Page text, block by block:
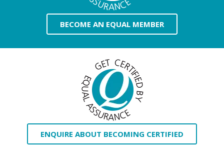
BECOME AN EQUAL MEMBER
ENQUIRE ABOUT BECOMING CERTIFIED